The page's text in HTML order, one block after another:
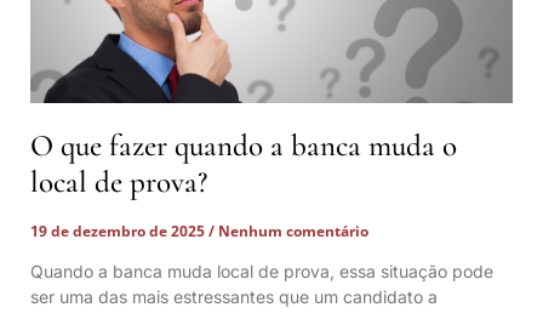
O que fazer quando a banca muda o
local de prova?
19 de dezembro de 2025
Nenhum comentário
Quando a banca muda local de prova, essa situação pode
ser uma das mais estressantes que um candidato a